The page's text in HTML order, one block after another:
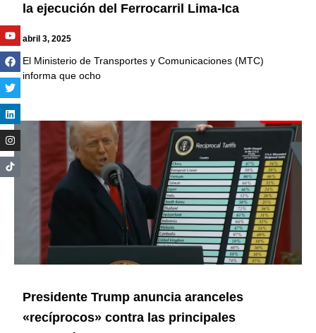
la ejecución del Ferrocarril Lima-Ica
abril 3, 2025
El Ministerio de Transportes y Comunicaciones (MTC)
informa que ocho
Presidente Trump anuncia aranceles
«recíprocos» contra las principales
Youtube
Facebook
Twitter
Linkedin
Instagram